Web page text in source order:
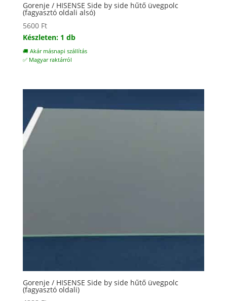
Gorenje / HISENSE Side by side hűtő üvegpolc
(fagyasztó oldali alsó)
5600 Ft
Készleten: 1 db
🚚 Akár másnapi szállítás
✅ Magyar raktárról
Gorenje / HISENSE Side by side hűtő üvegpolc
(fagyasztó oldali)